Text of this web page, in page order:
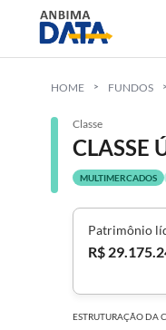
HOME FUNDOS
Classe
MULTIMERCADOS
Patrimônio
R$
ESTRUTURAÇÃO DA